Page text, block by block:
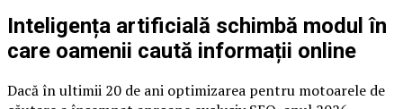
Inteligența artificială schimbă modul în
care oamenii caută informații online
Dacă în ultimii 20 de ani optimizarea pentru motoarele de